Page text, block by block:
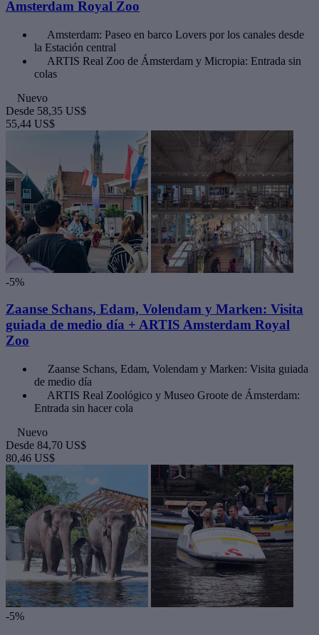
Amsterdam Royal Zoo
Amsterdam: Paseo en barco Lovers por los canales desde
la Estación central
ARTIS Real Zoo de Ámsterdam y Micropia: Entrada sin
colas
Nuevo
Desde 58,35 US$
55,44 US$
-5%
Zaanse Schans, Edam, Volendam y Marken: Visita
guiada de medio día + ARTIS Amsterdam Royal
Zoo
Zaanse Schans, Edam, Volendam y Marken: Visita guiada
de medio día
ARTIS Real Zoológico y Museo Groote de Ámsterdam:
Entrada sin hacer cola
Nuevo
Desde 84,70 US$
80,46 US$
-5%